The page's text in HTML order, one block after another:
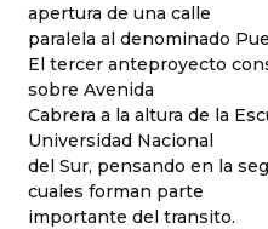
apertura de una calle
paralela al denominado
El tercer anteproyecto
sobre Avenida
Cabrera a la altura de la
Universidad Nacional
del Sur, pensando en la
cuales forman parte
importante del transito.